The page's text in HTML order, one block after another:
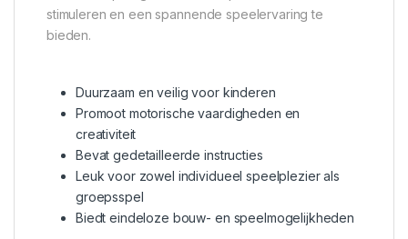
stimuleren en een spannende speelervaring te
bieden.
Duurzaam en veilig voor kinderen
Promoot motorische vaardigheden en
creativiteit
Bevat gedetailleerde instructies
Leuk voor zowel individueel speelplezier als
groepsspel
Biedt eindeloze bouw- en speelmogelijkheden